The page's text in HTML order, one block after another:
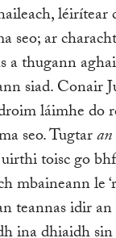
léirítear
seo; ar
a thugann
siad. Conair
láimhe do
seo. Tugtar
toisc go
mbaineann le
teannas idir